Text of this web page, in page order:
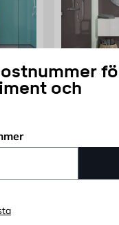
och
FIBO
Utan fräsning
Pris 2665
Endast online